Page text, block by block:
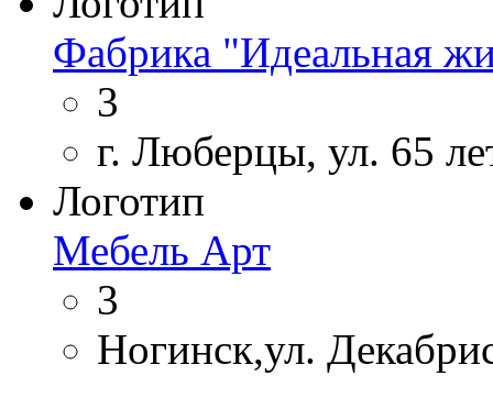
Фабрика "Идеальная
3
г. Люберцы, ул. 65
Логотип
Мебель Арт
3
Ногинск,ул.